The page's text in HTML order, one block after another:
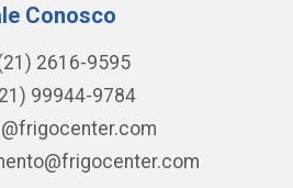
Conosco
2616-9595
99944-9784